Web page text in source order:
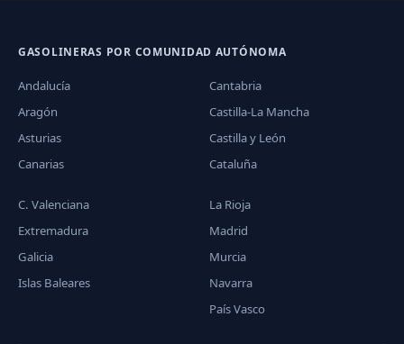
GASOLINERAS POR COMUNIDAD AUTÓNOMA
Andalucía
Aragón
Asturias
Canarias
Cantabria
Castilla-La Mancha
Castilla y León
Cataluña
C. Valenciana
Extremadura
Galicia
Islas Baleares
La Rioja
Madrid
Murcia
Navarra
País Vasco